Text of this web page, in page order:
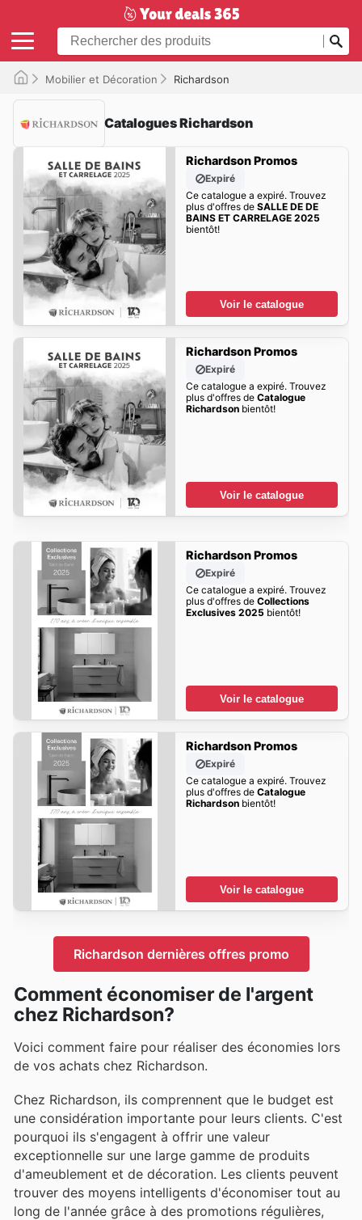
Mobilier et Décoration Richardson
Catalogues Richardson
Richardson Promos
Expiré
Ce catalogue a expiré. Trouvez
plus d'offres de SALLE DE DE
BAINS ET CARRELAGE 2025
bientôt!
Voir le catalogue
Richardson Promos
Expiré
Ce catalogue a expiré. Trouvez
plus d'offres de Catalogue
Richardsonbientôt!
Voir le catalogue
Richardson Promos
Expiré
Ce catalogue a expiré. Trouvez
plus d'offres de Collections
Exclusives 2025 bientôt!
Voir le catalogue
Richardson Promos
Expiré
Ce catalogue a expiré. Trouvez
plus d'offres de Catalogue
Richardsonbientôt!
Voir le catalogue
Richardson dernières offres promo
Comment économiser de l'argent
chez Richardson?
Voici comment faire pour réaliser des économies lors
de vos achats chez Richardson.
Chez Richardson, ils comprennent que le budget est
une considération importante pour leurs clients. C'est
pourquoi ils s'engagent à offrir une valeur
exceptionnelle sur une large gamme de produits
d'ameublement et de décoration. Les clients peuvent
trouver des moyens intelligents d'économiser tout au
long de l'année grâce à des promotions régulières,